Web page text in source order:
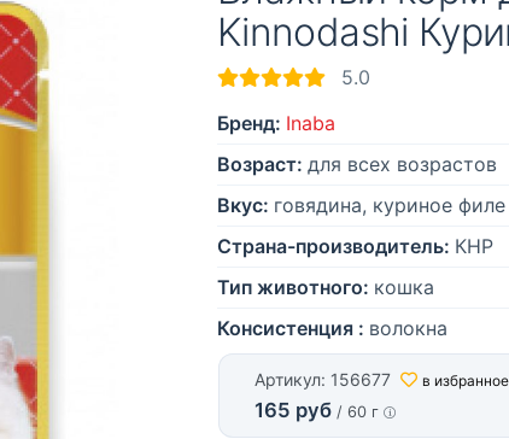
Kinnodashi
5.0
Бренд: Inaba
Возраст: для всех возрастов
Вкус: говядина, куриное филе
Страна-производитель: КНР
Тип животного: кошка
Консистенция : волокна
Артикул: 156677 в избранное
165 руб / 60 г